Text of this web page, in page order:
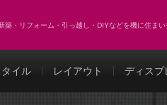
築・リフォーム・引っ越し・DIYなどを機に住ま
タイル レイアウト ディスプ